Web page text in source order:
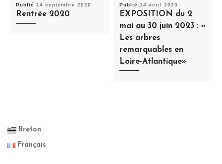
Publié 14 septembre 2020
Rentrée 2020
Publié 14 avril 2023
EXPOSITION du 2
mai au 30 juin 2023 : «
Les arbres
remarquables en
Loire-Atlantique»
Breton
Français